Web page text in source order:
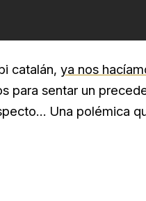
catalán, ya nos
para sentar un
Una polémica